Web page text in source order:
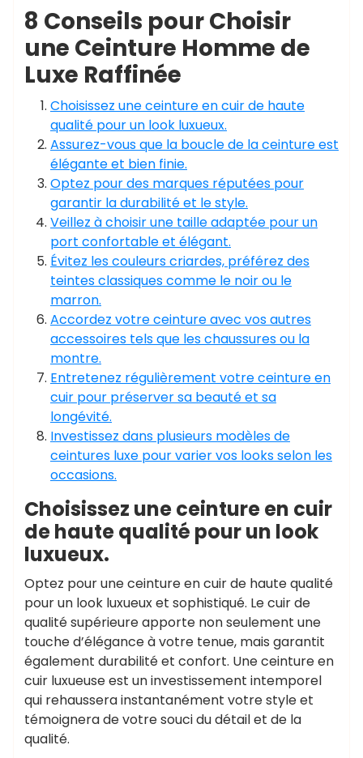
8 Conseils pour Choisir
une Ceinture Homme de
Luxe Raffinée
Choisissez une ceinture en cuir de haute
qualité pour un look luxueux.
Assurez-vous que la boucle de la ceinture est
élégante et bien finie.
Optez pour des marques réputées pour
garantir la durabilité et le style.
Veillez à choisir une taille adaptée pour un
port confortable et élégant.
Évitez les couleurs criardes, préférez des
teintes classiques comme le noir ou le
marron.
Accordez votre ceinture avec vos autres
accessoires tels que les chaussures ou la
montre.
Entretenez régulièrement votre ceinture en
cuir pour préserver sa beauté et sa
longévité.
Investissez dans plusieurs modèles de
ceintures luxe pour varier vos looks selon les
occasions.
Choisissez une ceinture en cuir
de haute qualité pour un look
luxueux.
Optez pour une ceinture en cuir de haute qualité
pour un look luxueux et sophistiqué. Le cuir de
qualité supérieure apporte non seulement une
touche d’élégance à votre tenue, mais garantit
également durabilité et confort. Une ceinture en
cuir luxueuse est un investissement intemporel
qui rehaussera instantanément votre style et
témoignera de votre souci du détail et de la
qualité.